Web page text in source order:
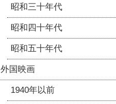
昭和三十年代
昭和四十年代
昭和五十年代
外国映画
1940年以前